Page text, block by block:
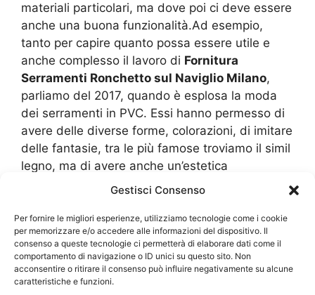
Gestisci Consenso
Per fornire le migliori esperienze, utilizziamo tecnologie come i cookie
per memorizzare e/o accedere alle informazioni del dispositivo. Il
consenso a queste tecnologie ci permetterà di elaborare dati come il
comportamento di navigazione o ID unici su questo sito. Non
acconsentire o ritirare il consenso può influire negativamente su alcune
caratteristiche e funzioni.
materiali particolari, ma dove poi ci deve essere
anche una buona funzionalità.Ad esempio,
tanto per capire quanto possa essere utile e
anche complesso il lavoro di Fornitura
Serramenti Ronchetto sul Naviglio Milano,
parliamo del 2017, quando è esplosa la moda
dei serramenti in PVC. Essi hanno permesso di
avere delle diverse forme, colorazioni, di imitare
delle fantasie, tra le più famose troviamo il simil
legno, ma di avere anche un’estetica
personalizzata con poca spesa. Indubbiamente
dovuti adeguare allaFornitura Serramenti
Ronchetto sul Naviglio Milano. Tuttavia, anche
se il PVC è molto economico e propone diversi
benefici, si deve pensare che non sono certo
adattissimi ai centri commerciali poiché si